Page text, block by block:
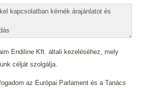
Endiline Kft. általi kezeléséhez, mely
célját szolgálja.
az Európai Parlament és a Tanács